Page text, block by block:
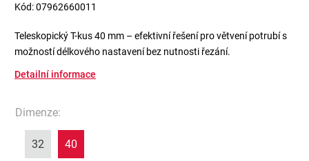
Kód:07962660011
Teleskopický T-kus 40 mm – efektivní řešení pro větvení potrubí s
možností délkového nastavení bez nutnosti řezání.
Detailní informace
Dimenze:
32 40